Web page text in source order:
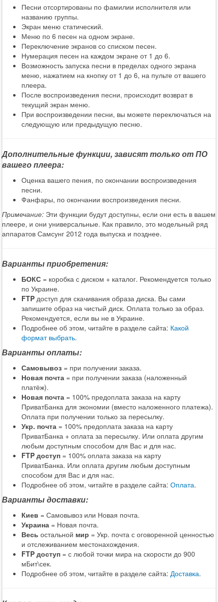
Песни отсортированы по фамилии исполнителя или
названию группы.
Экран меню статический.
Меню по 6 песен на одном экране.
Переключение экранов со списком песен.
Нумерация песен на каждом экране от 1 до 6.
Возможность запуска песни в пределах одного экрана
меню, нажатием на кнопку от 1 до 6, на пульте от вашего
плеера.
После воспроизведения песни, происходит возврат в
текущий экран меню.
При воспроизведении песни, вы можете переключаться на
следующую или предыдущую песню.
Дополнительные функции, зависят только от ПО
вашего плеера:
Оценка вашего пения, по окончании воспроизведения
песни.
Фанфары, по окончании воспроизведения песни.
Примечание: Эти функции будут доступны, если они есть в вашем
плеере, и они универсальные. Как правило, это модельный ряд
аппаратов Самсунг 2012 года выпуска и позднее.
Варианты приобретения:
БОКС = коробка с диском + каталог. Рекомендуется только
по Украине.
FTP доступ для скачивания образа диска. Вы сами
запишите образ на чистый диск. Оплата только за образ.
Рекомендуется, если вы не в Украине.
Подробнее об этом, читайте в разделе сайта: Какой
формат выбрать.
Варианты оплаты:
Самовывоз = при получении заказа.
Новая почта = при получении заказа (наложенный
платёж).
Новая почта = 100% предоплата заказа на карту
ПриватБанка для экономии (вместо наложенного платежа).
Оплата при получении только за пересылку.
Укр. почта = 100% предоплата заказа на карту
ПриватБанка + оплата за пересылку. Или оплата другим
любым доступным способом для Вас и для нас.
FTP доступ = 100% оплата заказа на карту
ПриватБанка. Или оплата другим любым доступным
способом для Вас и для нас.
Подробнее об этом, читайте в разделе сайта: Оплата.
Варианты доставки:
Киев = Самовывоз или Новая почта.
Украина = Новая почта.
Весь остальной мир = Укр. почта с оговоренной ценностью
и отслеживанием местонахождения.
FTP доступ = с любой точки мира на скорости до 900
мБит\сек.
Подробнее об этом, читайте в разделе сайта: Доставка.